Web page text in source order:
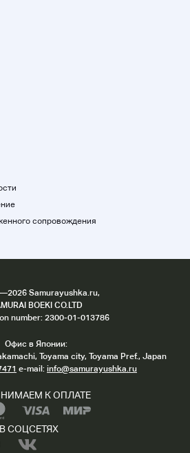
сопровождения
—2026 Samurayushka.ru,
BOEKI CO.LTD
number: 2300-01-013786
Офис в Японии:
Toyama city, Toyama Pref., Japan
e-mail: info@samurayushka.ru
К ОПЛАТЕ
СОЦСЕТЯХ